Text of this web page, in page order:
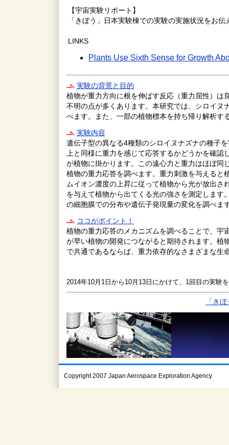
【宇宙実験リポート】
「きぼう」日本実験棟での実験の実施状況をお
LINKS
Plants Use Sixth Sense for Growth
実験の背景と目的
植物が重力方向に根を伸ばす反応（重力屈性）は
不明の点が多くあります。本研究では、シロイヌ
べます。また、一部の植物標本を持ち帰り解析す
実験内容
遺伝子型の異なる4種類のシロイヌナズナの種子
上と同様に重力を感じて応答するかどうかを確認
が植物に掛かります。この遠心力と重力はほぼ同
植物の重力応答を調べます。重力刺激を与えると
ムイオン濃度の上昇に従って植物から光が放出
を与えて植物から出てくる光の強さを測定しま
の細胞膜での分布や遺伝子発現量の変化を調べま
ココがポイント！
植物の重力応答のメカニズムを調べることで、宇
が早い植物の開発につながると期待されます。植
で共通であるならば、重力依存的なさまざまな生
2014年10月1日から10月13日にかけて、1回目の実験
「き
Copyright 2007 Japan Aerospace Exploration Agency